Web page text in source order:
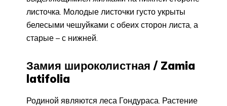
листочка. Молодые листочки густо укрыты
белесыми чешуйками с обеих сторон листа, а
старые – с нижней.
Замия широколистная / Zamia
latifolia
Родиной являются леса Гондураса. Растение